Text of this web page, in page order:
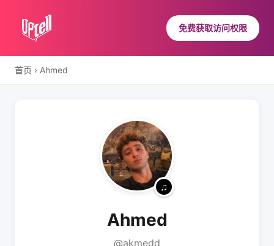
免费获取访问权限
首页 › Ahmed
Ahmed
@akmedd